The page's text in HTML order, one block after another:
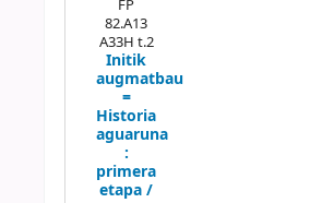
FP
82.A13
A33H t.2
Initik
augmatbau
=
Historia
aguaruna
:
primera
etapa /